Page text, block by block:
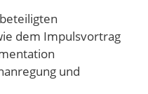
dem Impulsvortrag
und